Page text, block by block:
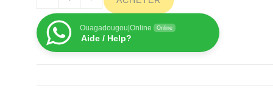
Ouagadougou|Online Online
Aide / Help?